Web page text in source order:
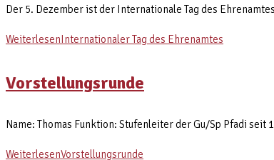
Der 5. Dezember ist der Internationale Tag des
WeiterlesenInternationaler Tag des Ehrenamtes
Vorstellungsrunde
Name: Thomas Funktion: Stufenleiter der Gu/Sp Pfadi
WeiterlesenVorstellungsrunde